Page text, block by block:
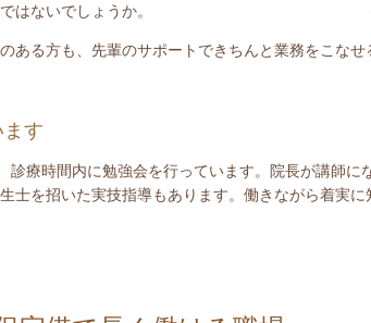
はないでしょうか。
ある方も、先輩のサポートできちんと業務をこな
す
診療時間内に勉強会を行っています。院長が講師に
士を招いた実技指導もあります。働きながら着実